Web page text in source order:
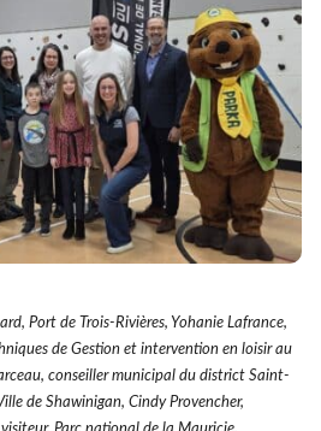
Port de Trois-Rivières, Yohanie Lafrance,
de Gestion et intervention en loisir au
conseiller municipal du district Saint-
de Shawinigan, Cindy Provencher,